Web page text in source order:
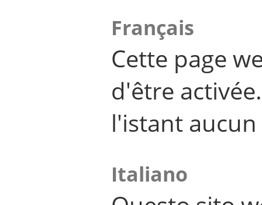
Français
Cette page
d'être
l'istant
Italiano